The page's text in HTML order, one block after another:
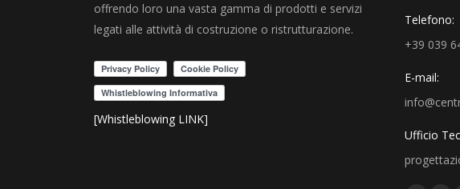
offrendo loro una vasta gamma di prodotti e servizi
legati alle attività di costruzione o ristrutturazione.
[Whistleblowing LINK]
Telefono:
+39 039
E-mail:
Ufficio